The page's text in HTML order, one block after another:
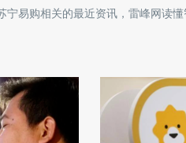
宁易购相关的最近资讯，雷峰网读